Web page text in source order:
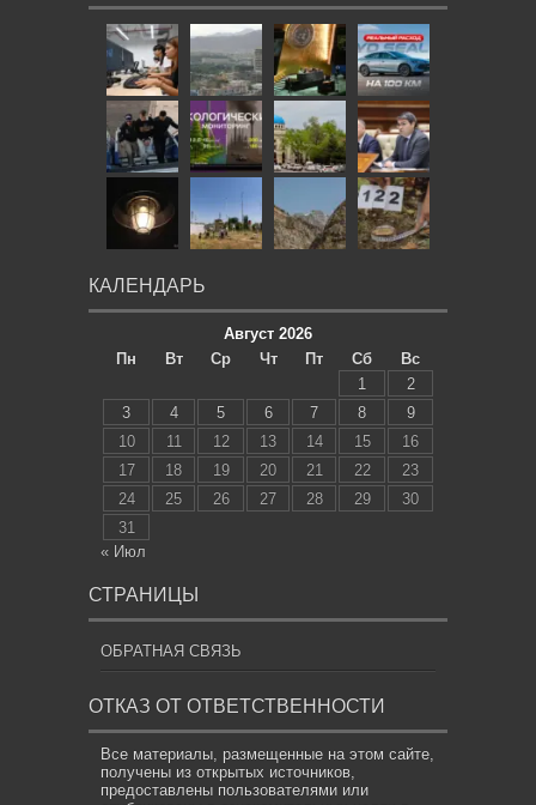
КАЛЕНДАРЬ
Август 2026
Пн
Вт Ср Чт Пт Сб
Вс
1
2
3
4 5 6 7 8
9
10
11 12 13 14 15
16
17
18 19 20 21 22
23
24
25 26 27 28 29
30
31
« Июл
СТРАНИЦЫ
ОБРАТНАЯ СВЯЗЬ
ОТКАЗ ОТ ОТВЕТСТВЕННОСТИ
Все материалы, размещенные на этом сайте,
получены из открытых источников,
предоставлены пользователями или